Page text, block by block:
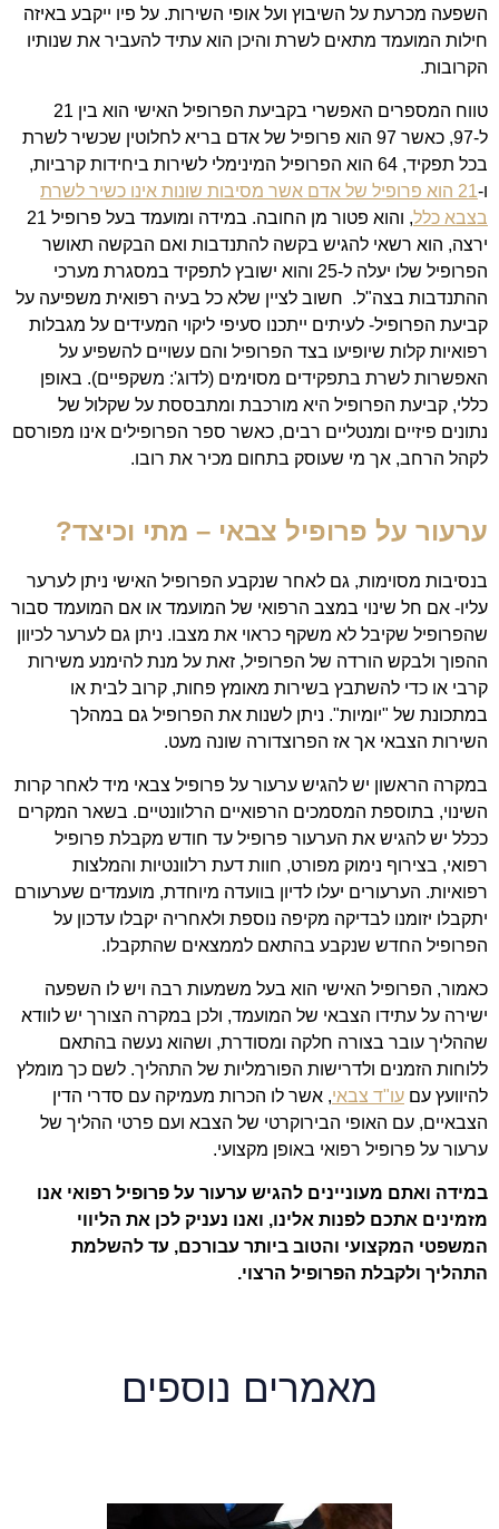
השפעה מכרעת על השיבוץ ועל אופי השירות. על פיו ייקבע באיזה
חילות המועמד מתאים לשרת והיכן הוא עתיד להעביר את שנותיו
הקרובות.
טווח המספרים האפשרי בקביעת הפרופיל האישי הוא בין 21
ל-97, כאשר 97 הוא פרופיל של אדם בריא לחלוטין שכשיר לשרת
בכל תפקיד, 64 הוא הפרופיל המינימלי לשירות ביחידות קרביות,
ו-
21 הוא פרופיל של אדם אשר מסיבות שונות אינו כשיר לשרת
בצבא כלל
, והוא פטור מן החובה. במידה ומועמד בעל פרופיל 21
ירצה, הוא רשאי להגיש בקשה להתנדבות ואם הבקשה תאושר
הפרופיל שלו יעלה ל-25 והוא ישובץ לתפקיד במסגרת מערכי
ההתנדבות בצה"ל. חשוב לציין שלא כל בעיה רפואית משפיעה על
קביעת הפרופיל- לעיתים ייתכנו סעיפי ליקוי המעידים על מגבלות
רפואיות קלות שיופיעו בצד הפרופיל והם עשויים להשפיע על
האפשרות לשרת בתפקידים מסוימים (לדוג': משקפיים). באופן
כללי, קביעת הפרופיל היא מורכבת ומתבססת על שקלול של
נתונים פיזיים ומנטליים רבים, כאשר ספר הפרופילים אינו מפורסם
לקהל הרחב, אך מי שעוסק בתחום מכיר את רובו.
ערעור על פרופיל צבאי – מתי וכיצד?
בנסיבות מסוימות, גם לאחר שנקבע הפרופיל האישי ניתן לערער
עליו- אם חל שינוי במצב הרפואי של המועמד או אם המועמד סבור
שהפרופיל שקיבל לא משקף כראוי את מצבו. ניתן גם לערער לכיוון
ההפוך ולבקש הורדה של הפרופיל, זאת על מנת להימנע משירות
קרבי או כדי להשתבץ בשירות מאומץ פחות, קרוב לבית או
במתכונת של "יומיות". ניתן לשנות את הפרופיל גם במהלך
השירות הצבאי אך אז הפרוצדורה שונה מעט.
במקרה הראשון יש להגיש ערעור על פרופיל צבאי מיד לאחר קרות
השינוי, בתוספת המסמכים הרפואיים הרלוונטיים. בשאר המקרים
ככלל יש להגיש את הערעור פרופיל עד חודש מקבלת פרופיל
רפואי, בצירוף נימוק מפורט, חוות דעת רלוונטיות והמלצות
רפואיות. הערעורים יעלו לדיון בוועדה מיוחדת, מועמדים שערעורם
יתקבלו יזומנו לבדיקה מקיפה נוספת ולאחריה יקבלו עדכון על
הפרופיל החדש שנקבע בהתאם לממצאים שהתקבלו.
כאמור, הפרופיל האישי הוא בעל משמעות רבה ויש לו השפעה
ישירה על עתידו הצבאי של המועמד, ולכן במקרה הצורך יש לוודא
שההליך עובר בצורה חלקה ומסודרת, ושהוא נעשה בהתאם
ללוחות הזמנים ולדרישות הפורמליות של התהליך. לשם כך מומלץ
להיוועץ עם עו"ד צבאי, אשר לו הכרות מעמיקה עם סדרי הדין
הצבאיים, עם האופי הבירוקרטי של הצבא ועם פרטי ההליך של
ערעור על פרופיל רפואי באופן מקצועי.
במידה ואתם מעוניינים להגיש ערעור על פרופיל רפואי אנו
מזמינים אתכם לפנות אלינו, ואנו נעניק לכן את הליווי
המשפטי המקצועי והטוב ביותר עבורכם, עד להשלמת
התהליך ולקבלת הפרופיל הרצוי.
מאמרים נוספים